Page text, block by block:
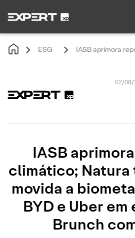
ESG IASB aprimora
02/08/
IASB
climático; Natura
movida a
BYD e Uber
Brunch